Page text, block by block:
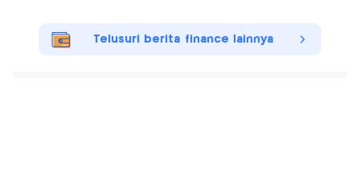
Telusuri berita finance lainnya